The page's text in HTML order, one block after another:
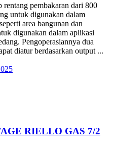
pembakaran dari 800
untuk digunakan dalam
area bangunan dan
digunakan dalam aplikasi
Pengoperasiannya dua
diatur berdasarkan output ...
RIELLO GAS 7/2